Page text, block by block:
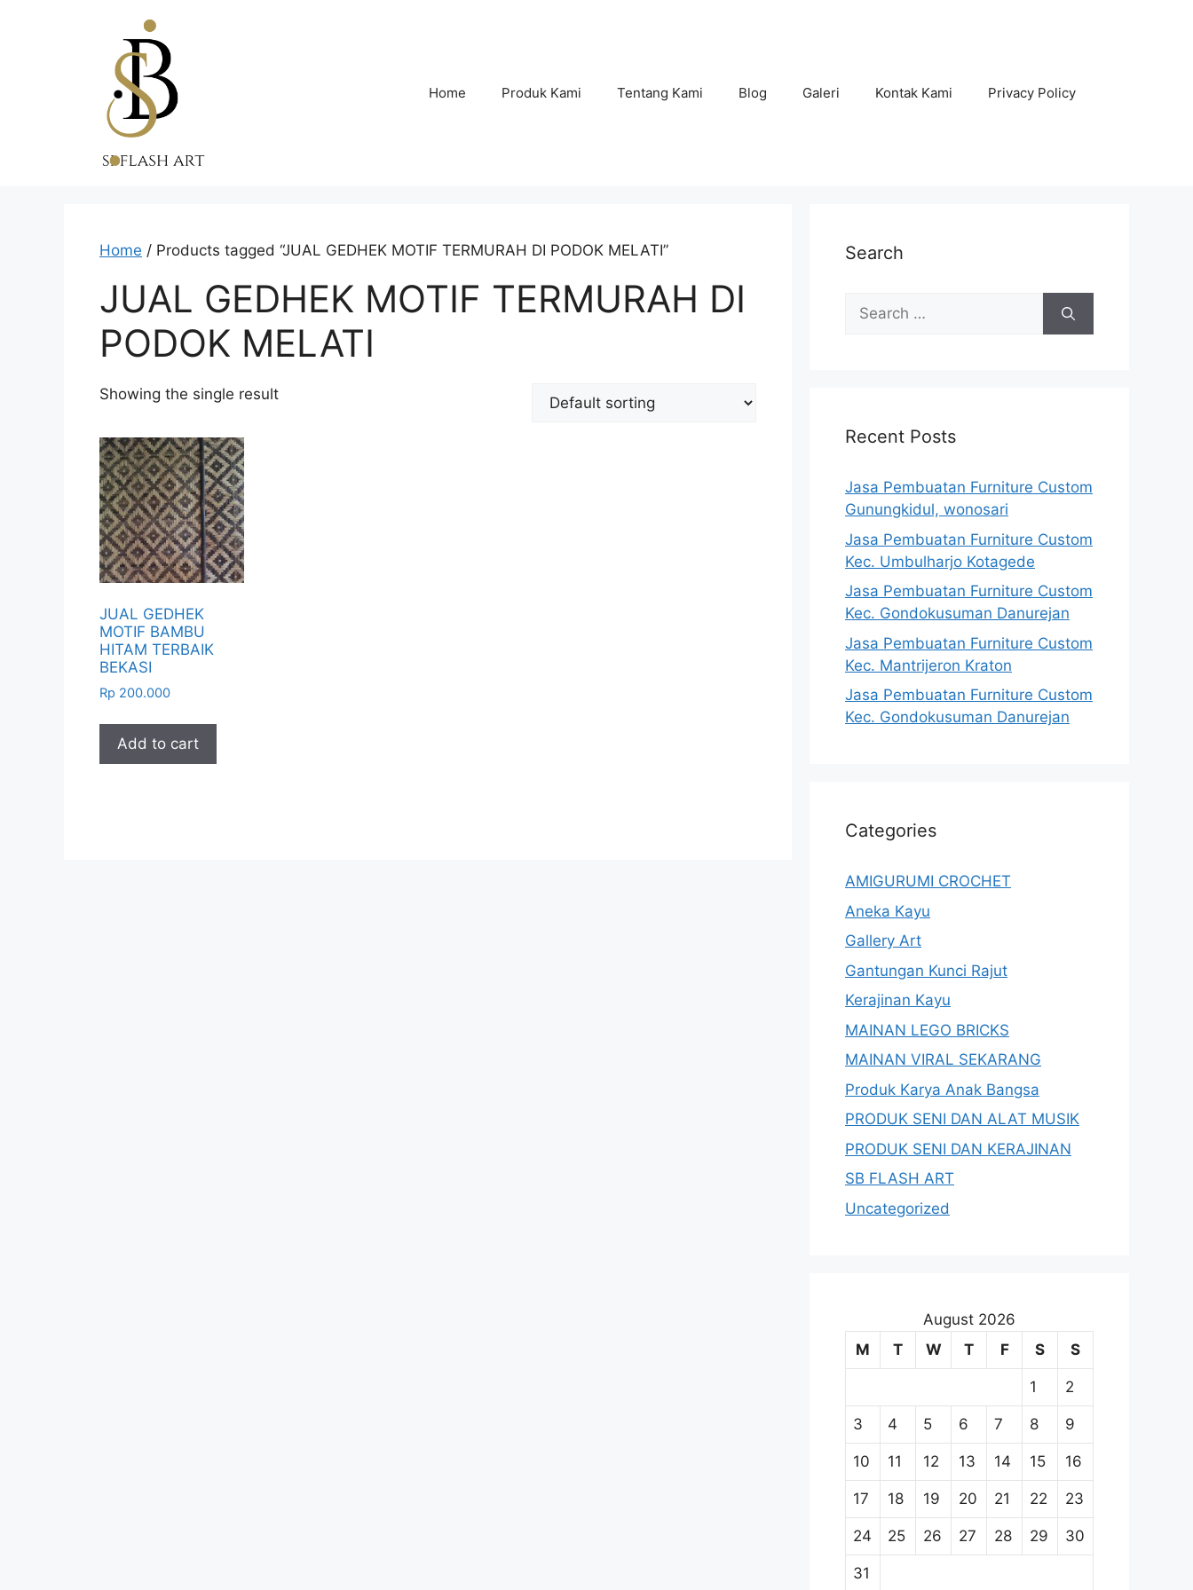
Home Produk Kami Tentang Kami Blog Galeri Kontak Kami Privacy Policy
Home / Products tagged “JUAL GEDHEK MOTIF TERMURAH DI PODOK MELATI”
JUAL GEDHEK MOTIF TERMURAH DI
PODOK MELATI
Showing the single result
JUAL GEDHEK
MOTIF BAMBU
HITAM TERBAIK
BEKASI
Rp 200.000
Add to cart
Search
Search
for:
Recent Posts
Jasa Pembuatan Furniture Custom
Gunungkidul, wonosari
Jasa Pembuatan Furniture Custom
Kec. Umbulharjo Kotagede
Jasa Pembuatan Furniture Custom
Kec. Gondokusuman Danurejan
Jasa Pembuatan Furniture Custom
Kec. Mantrijeron Kraton
Jasa Pembuatan Furniture Custom
Kec. Gondokusuman Danurejan
Categories
AMIGURUMI CROCHET
Aneka Kayu
Gallery Art
Gantungan Kunci Rajut
Kerajinan Kayu
MAINAN LEGO BRICKS
MAINAN VIRAL SEKARANG
Produk Karya Anak Bangsa
PRODUK SENI DAN ALAT MUSIK
PRODUK SENI DAN KERAJINAN
SB FLASH ART
Uncategorized
August 2026
M
T W T F S S
1 2
3 4 5 6 7 8 9
10 11 12 13 14 15 16
17 18 19 20 21 22 23
24 25 26 27 28 29 30
31